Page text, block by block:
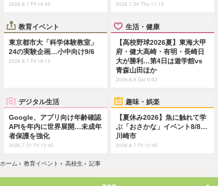
2026.8.7 Fri 19:45 2026.7.30 Thu 11:15
教育イベント
東京都市大「科学体験教室」
24の実験企画…小中向け9/6
2026.8.7 Fri 18:15
生活・健康
【高校野球2026夏】東海大甲
府・健大高崎・有明・長崎日
大が勝利…第4日は遊学館vs
青森山田ほか
2026.8.8 Sat 9:52
デジタル生活
Google、アプリ向け年齢確認
APIを年内に世界展開…未成年
者保護を強化
2026.7.31 Fri 13:45
趣味・娯楽
【夏休み2026】魚に触れて学
ぶ「おさかな」イベント8/8…
川崎市
2026.8.7 Fri 10:45
ホーム › 教育イベント › 高校生 › 記事